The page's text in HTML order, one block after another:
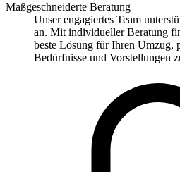
Maßgeschneiderte Beratung
Unser engagiertes Team
an. Mit individueller Beratung
beste Lösung für Ihren Umzug,
Bedürfnisse und Vorstellungen